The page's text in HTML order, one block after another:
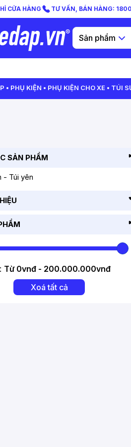
CỬA HÀNG TƯ VẤN, BÁN HÀNG:
Sản phẩm
PHỤ KIỆN PHỤ KIỆN CHO XE TÚI
SẢN PHẨM
- Túi yên
Từ 0vnđ - 200.000.000vnđ
Xoá tất cả